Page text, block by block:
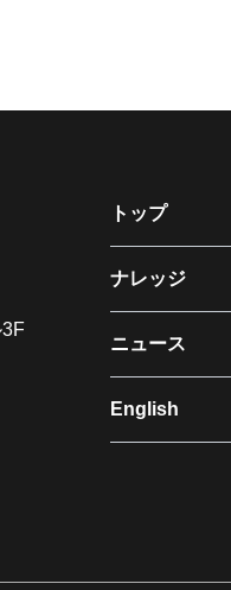
トップ
ナレッジ
ニュース
English